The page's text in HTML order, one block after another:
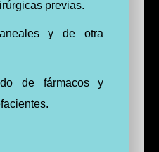
previas.
y de otra
de fármacos y